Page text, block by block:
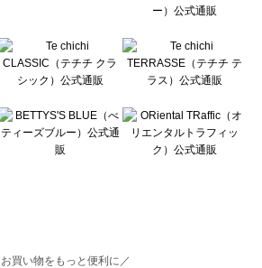
買い物をもっと便利に／